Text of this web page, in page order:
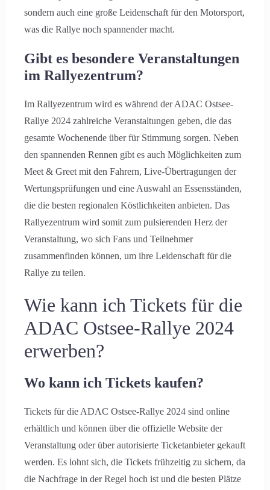
sondern auch eine große Leidenschaft für den Motorsport,
was die Rallye noch spannender macht.
Gibt es besondere Veranstaltungen
im Rallyezentrum?
Im Rallyezentrum wird es während der ADAC Ostsee-
Rallye 2024 zahlreiche Veranstaltungen geben, die das
gesamte Wochenende über für Stimmung sorgen. Neben
den spannenden Rennen gibt es auch Möglichkeiten zum
Meet & Greet mit den Fahrern, Live-Übertragungen der
Wertungsprüfungen und eine Auswahl an Essensständen,
die die besten regionalen Köstlichkeiten anbieten. Das
Rallyezentrum wird somit zum pulsierenden Herz der
Veranstaltung, wo sich Fans und Teilnehmer
zusammenfinden können, um ihre Leidenschaft für die
Rallye zu teilen.
Wie kann ich Tickets für die
ADAC Ostsee-Rallye 2024
erwerben?
Wo kann ich Tickets kaufen?
Tickets für die ADAC Ostsee-Rallye 2024 sind online
erhältlich und können über die offizielle Website der
Veranstaltung oder über autorisierte Ticketanbieter gekauft
werden. Es lohnt sich, die Tickets frühzeitig zu sichern, da
die Nachfrage in der Regel hoch ist und die besten Plätze